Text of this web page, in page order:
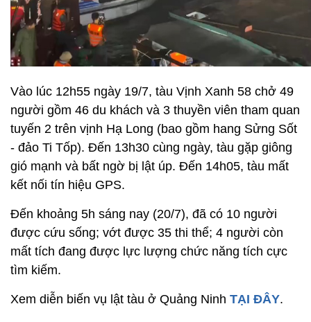
Vào lúc 12h55 ngày 19/7, tàu Vịnh Xanh 58 chở 49
người gồm 46 du khách và 3 thuyền viên tham quan
tuyến 2 trên vịnh Hạ Long (bao gồm hang Sửng Sốt
- đảo Ti Tốp). Đến 13h30 cùng ngày, tàu gặp giông
gió mạnh và bất ngờ bị lật úp. Đến 14h05, tàu mất
kết nối tín hiệu GPS.
Đến khoảng 5h sáng nay (20/7), đã có 10 người
được cứu sống; vớt được 35 thi thể; 4 người còn
mất tích đang được lực lượng chức năng tích cực
tìm kiếm.
Xem diễn biến vụ lật tàu ở Quảng Ninh TẠI ĐÂY.